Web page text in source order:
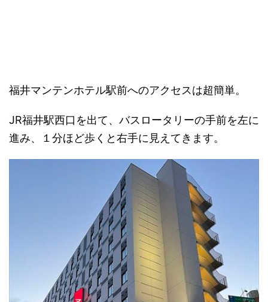
福井マンテンホテル駅前へのアクセスは超簡単。
JR福井駅西口を出て、バスロータリーの手前を左に
進み、１分ほど歩くと右手に見えてきます。